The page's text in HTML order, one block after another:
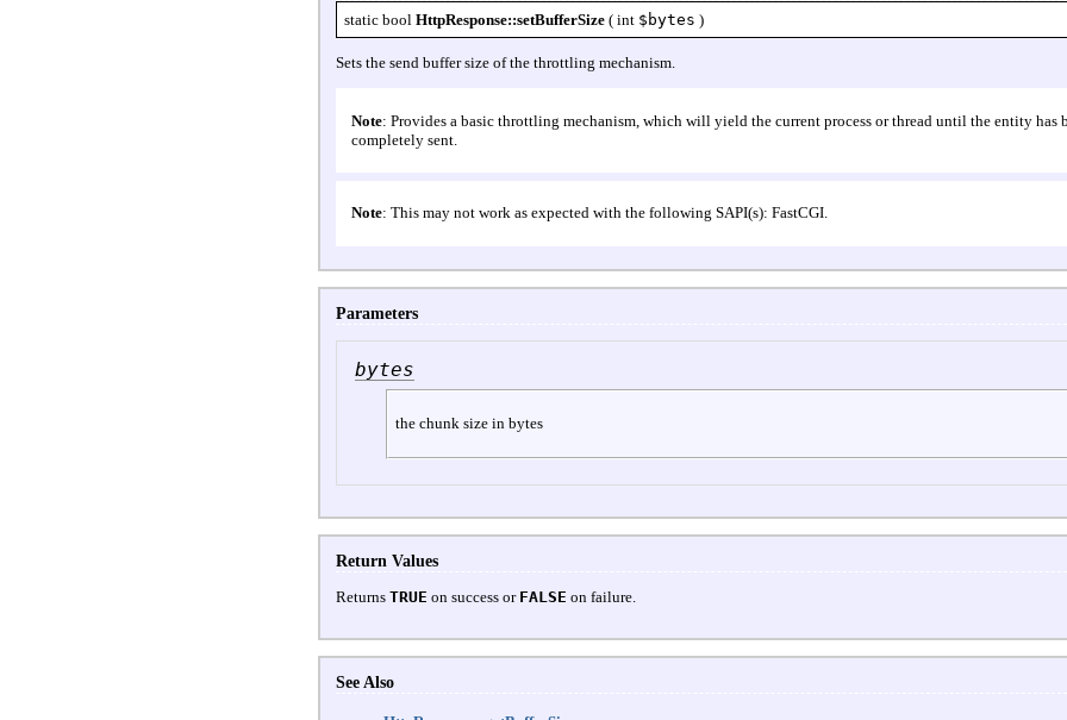
static bool HttpResponse::setBufferSize ( int $bytes )
Sets the send buffer size of the throttling mechanism.
Note: Provides a basic throttling mechanism, which will yield the current process or thread until the entity has
completely sent.
Note: This may not work as expected with the following SAPI(s): FastCGI.
Parameters
bytes
the chunk size in bytes
Return Values
Returns TRUE on success or FALSE on failure.
See Also